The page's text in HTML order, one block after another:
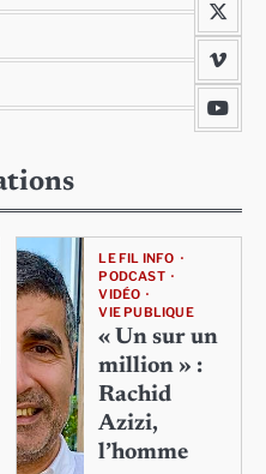
LE FIL INFO
PODCAST
VIDÉO
VIE PUBLIQUE
« Un sur un
million » :
Rachid
Azizi,
l’homme